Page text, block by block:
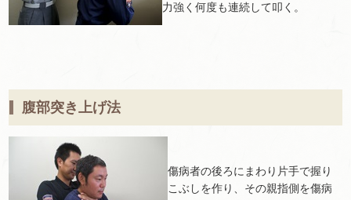
力強く何度も連続して叩く。
腹部突き上げ法
傷病者の後ろにまわり片手で握り
こぶしを作り、その親指側を傷病